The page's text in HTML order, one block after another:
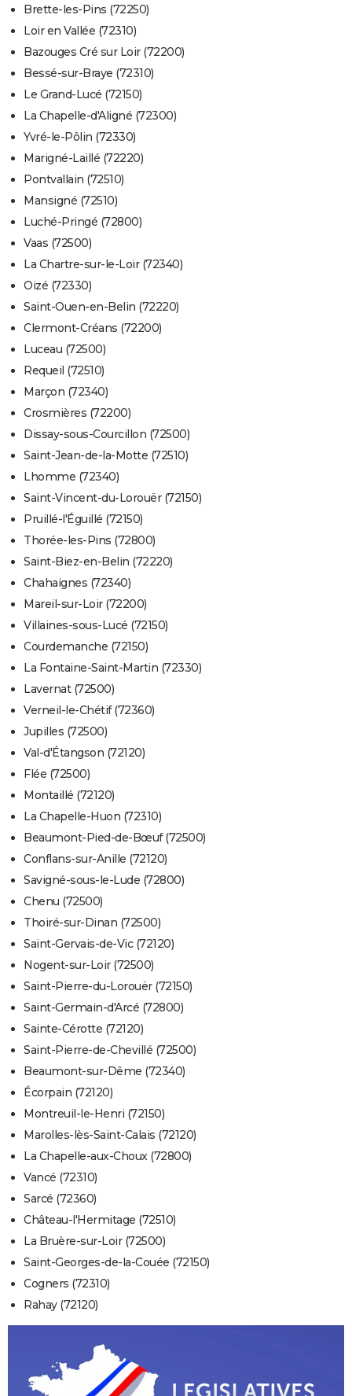
Brette-les-Pins (72250)
Loir en Vallée (72310)
Bazouges Cré sur Loir (72200)
Bessé-sur-Braye (72310)
Le Grand-Lucé (72150)
La Chapelle-d'Aligné (72300)
Yvré-le-Pôlin (72330)
Marigné-Laillé (72220)
Pontvallain (72510)
Mansigné (72510)
Luché-Pringé (72800)
Vaas (72500)
La Chartre-sur-le-Loir (72340)
Oizé (72330)
Saint-Ouen-en-Belin (72220)
Clermont-Créans (72200)
Luceau (72500)
Requeil (72510)
Marçon (72340)
Crosmières (72200)
Dissay-sous-Courcillon (72500)
Saint-Jean-de-la-Motte (72510)
Lhomme (72340)
Saint-Vincent-du-Lorouër (72150)
Pruillé-l'Éguillé (72150)
Thorée-les-Pins (72800)
Saint-Biez-en-Belin (72220)
Chahaignes (72340)
Mareil-sur-Loir (72200)
Villaines-sous-Lucé (72150)
Courdemanche (72150)
La Fontaine-Saint-Martin (72330)
Lavernat (72500)
Verneil-le-Chétif (72360)
Jupilles (72500)
Val-d'Étangson (72120)
Flée (72500)
Montaillé (72120)
La Chapelle-Huon (72310)
Beaumont-Pied-de-Bœuf (72500)
Conflans-sur-Anille (72120)
Savigné-sous-le-Lude (72800)
Chenu (72500)
Thoiré-sur-Dinan (72500)
Saint-Gervais-de-Vic (72120)
Nogent-sur-Loir (72500)
Saint-Pierre-du-Lorouër (72150)
Saint-Germain-d'Arcé (72800)
Sainte-Cérotte (72120)
Saint-Pierre-de-Chevillé (72500)
Beaumont-sur-Dême (72340)
Écorpain (72120)
Montreuil-le-Henri (72150)
Marolles-lès-Saint-Calais (72120)
La Chapelle-aux-Choux (72800)
Vancé (72310)
Sarcé (72360)
Château-l'Hermitage (72510)
La Bruère-sur-Loir (72500)
Saint-Georges-de-la-Couée (72150)
Cogners (72310)
Rahay (72120)